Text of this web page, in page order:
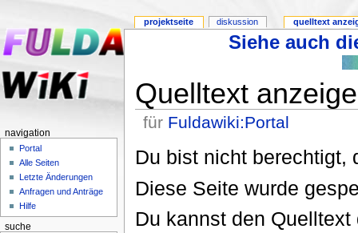
Siehe auch
Quelltext
für Fuldawiki:Portal
Du bist nicht berechtigt,
Diese Seite wurde
Du kannst den
projektseite diskussion quelltext
navigation
Portal
Alle Seiten
Letzte Änderungen
Anfragen und Anträge
Hilfe
suche